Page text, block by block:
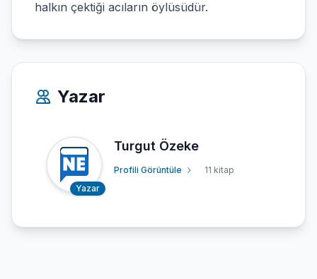
halkın çektiği acıların öylüsüdür.
Yazar
Yazar
Turgut Özeke
Profili Görüntüle 11 kitap